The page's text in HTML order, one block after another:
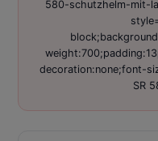
580-schutzhelm-mit-
decoration:none;font-
SR